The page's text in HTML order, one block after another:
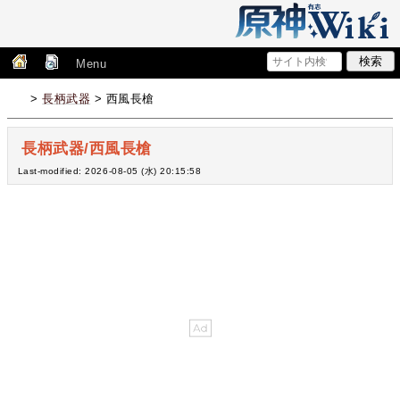
Menu
>長柄武器 > 西風長槍
長柄武器/西風長槍
Last-modified: 2026-08-05 (水) 20:15:58